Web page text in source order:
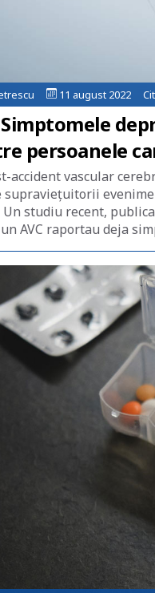
11 august 2022
Simptomele
persoanele
accident vascular
Un studiu recent,
AVC raportau deja